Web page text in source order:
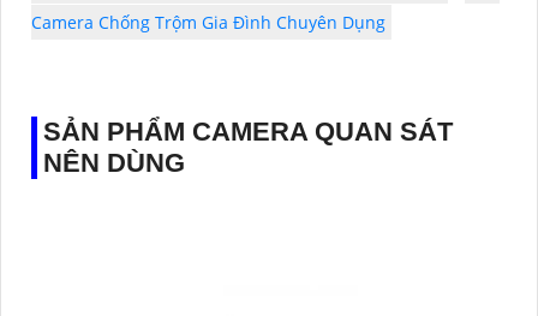
Camera Chống Trộm Gia Đình Chuyên Dụng
SẢN PHẨM CAMERA QUAN SÁT
NÊN DÙNG